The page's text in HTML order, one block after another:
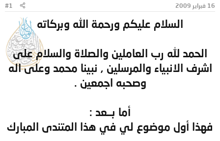
و
ء
16 فبراير 2009 #1
السلام عليكم ورحمة الله وبركاته
الحمد لله رب العاملين والصلاة والسلام على
اشرف الانبياء والمرسلين , نبينا محمد وعلى اله
وصحبه اجمعين .
أما بــعد :
فهذا أول موضوع لي في هذا المتندى المبارك